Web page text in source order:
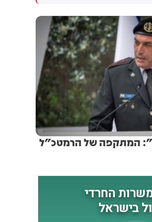
וכי
– גם
:
ביתנו"
המתקפה של הרמטכ"ל